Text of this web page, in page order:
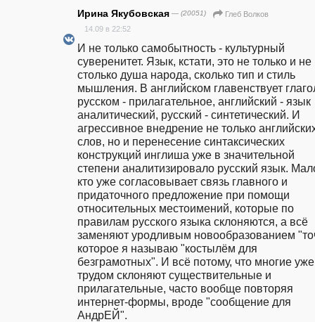
Ирина Якубовская — (20051)
Глеб Волков
14.09 в 22:52
И не только самобытность - культурный
суверенитет. Язык, кстати, это не только и не
столько душа народа, сколько тип и стиль
мышления. В английском главенствует
русском - прилагательное, английский - язык
аналитический, русский - синтетический. И
агрессивное внедрение не только
слов, но и перенесение синтаксических
конструкций инглиша уже в значительной
степени аналитизировало русский язык.
кто уже согласовывает связь главного и
придаточного предложение при помощи
относительных местоимений, которые по
правилам русского языка склоняются, а всё
заменяют уродливым новообразованием
которое я называю "костылём для
безграмотных". И всё потому, что многие
трудом склоняют существительные и
прилагательные, часто вообще повторяя
интернет-формы, вроде "сообщение для
АндрЕЙ".